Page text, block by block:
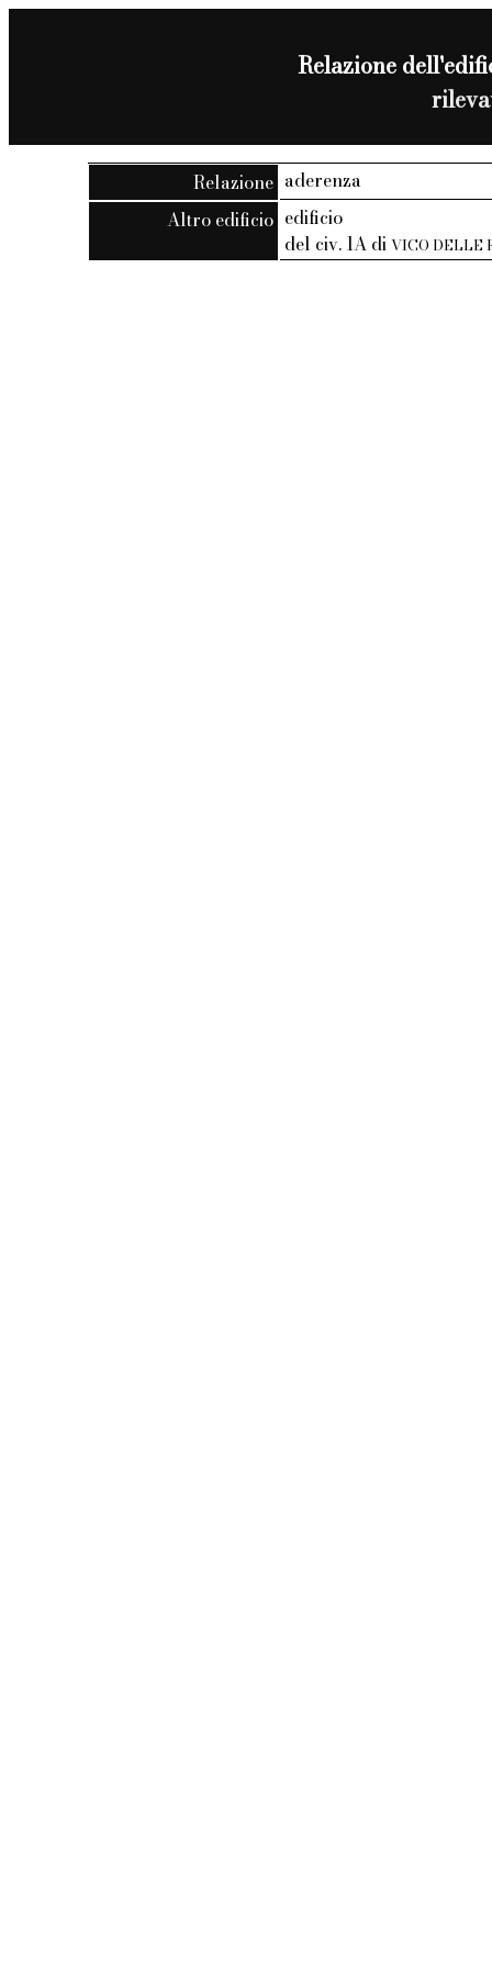
Relazione
Relazione aderenza
Altro edificio edificio
del civ. 1A diVICO DELLE